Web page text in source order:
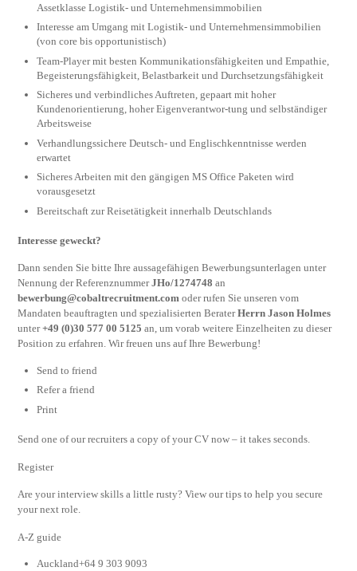
Assetklasse Logistik- und Unternehmensimmobilien
Interesse am Umgang mit Logistik- und Unternehmensimmobilien
(von core bis opportunistisch)
Team-Player mit besten Kommunikationsfähigkeiten und Empathie,
Begeisterungsfähigkeit, Belastbarkeit und Durchsetzungsfähigkeit
Sicheres und verbindliches Auftreten, gepaart mit hoher
Kundenorientierung, hoher Eigenverantwor-tung und selbständiger
Arbeitsweise
Verhandlungssichere Deutsch- und Englischkenntnisse werden
erwartet
Sicheres Arbeiten mit den gängigen MS Office Paketen wird
vorausgesetzt
Bereitschaft zur Reisetätigkeit innerhalb Deutschlands
Interesse geweckt?
Dann senden Sie bitte Ihre aussagefähigen Bewerbungsunterlagen unter
Nennung der ReferenznummerJHo/1274748 an
bewerbung@cobaltrecruitment.com oder rufen Sie unseren vom
Mandaten beauftragten und spezialisierten BeraterHerrn Jason Holmes
unter+49 (0)30 577 00 5125 an, um vorab weitere Einzelheiten zu dieser
Position zu erfahren. Wir freuen uns auf Ihre Bewerbung!
Send to friend
Refer a friend
Print
Send one of our recruiters a copy of your CV now – it takes seconds.
Register
Are your interview skills a little rusty? View our tips to help you secure
your next role.
A-Z guide
Auckland+64 9 303 9093